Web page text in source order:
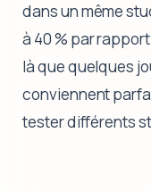
dans un même
à 40 % par
là que quelques
conviennent
tester différents